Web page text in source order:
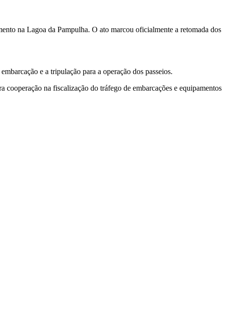
na Lagoa da Pampulha. O ato marcou oficialmente a retomada dos
e a tripulação para a operação dos passeios.
na fiscalização do tráfego de embarcações e equipamentos